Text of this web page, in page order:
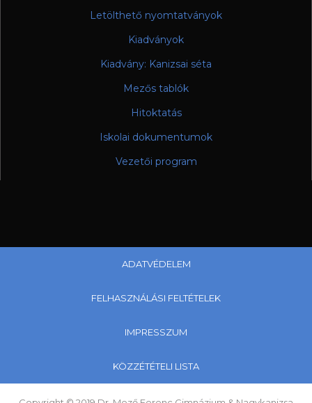
Letölthető nyomtatványok
Kiadványok
Kiadvány: Kanizsai séta
Mezős tablók
Hitoktatás
Iskolai dokumentumok
Vezetői program
ADATVÉDELEM
FELHASZNÁLÁSI FELTÉTELEK
IMPRESSZUM
KÖZZÉTÉTELI LISTA